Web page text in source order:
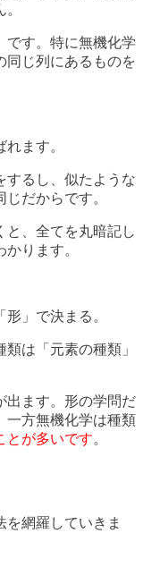
です。特に無機化学
同じ列にあるものを
ます。
するし、似たような
じだからです。
と、全てを丸暗記し
ります。
」で決まる。
は「元素の種類」
出ます。形の学問だ
一方無機化学は種類
とが多いです。
網羅していきま